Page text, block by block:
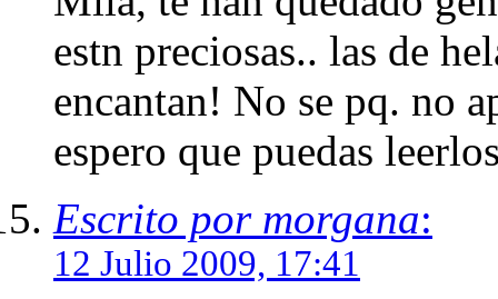
estn preciosas.. las de
encantan! No se pq. no
espero que puedas
Escrito por morgana:
12 Julio 2009, 17:41